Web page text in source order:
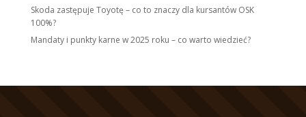
Skoda zastępuje Toyotę – co to znaczy dla kursantów OSK
100%?
Mandaty i punkty karne w 2025 roku – co warto wiedzieć?